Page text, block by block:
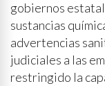
gobiernos
sustancias
advertencias
judiciales a las
restringido la